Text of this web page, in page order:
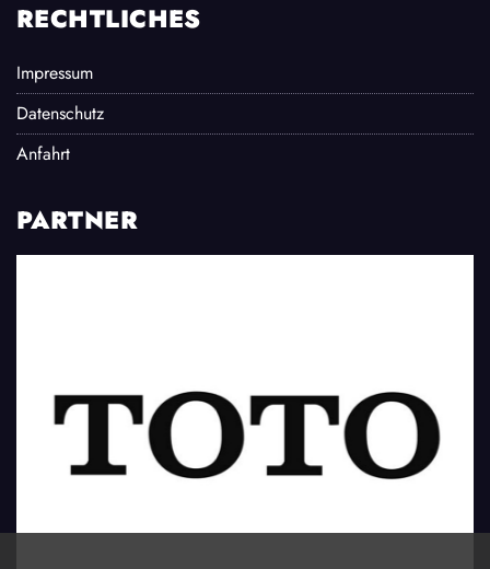
RECHTLICHES
Impressum
Datenschutz
Anfahrt
PARTNER